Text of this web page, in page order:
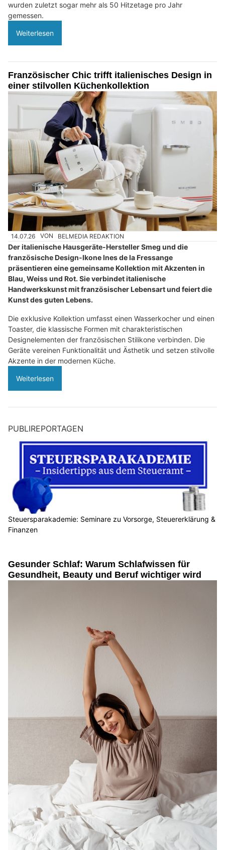
wurden zuletzt sogar mehr als 50 Hitzetage pro Jahr
gemessen.
Weiterlesen
Französischer Chic trifft italienisches Design in
einer stilvollen Küchenkollektion
14.07.26 VON BELMEDIA REDAKTION
Der italienische Hausgeräte-Hersteller Smeg und die
französische Design-Ikone Ines de la Fressange
präsentieren eine gemeinsame Kollektion mit Akzenten in
Blau, Weiss und Rot. Sie verbindet italienische
Handwerkskunst mit französischer Lebensart und feiert die
Kunst des guten Lebens.
Die exklusive Kollektion umfasst einen Wasserkocher und einen
Toaster, die klassische Formen mit charakteristischen
Designelementen der französischen Stilikone verbinden. Die
Geräte vereinen Funktionalität und Ästhetik und setzen stilvolle
Akzente in der modernen Küche.
Weiterlesen
PUBLIREPORTAGEN
Steuersparakademie: Seminare zu Vorsorge, Steuererklärung &
Finanzen
Gesunder Schlaf: Warum Schlafwissen für
Gesundheit, Beauty und Beruf wichtiger wird